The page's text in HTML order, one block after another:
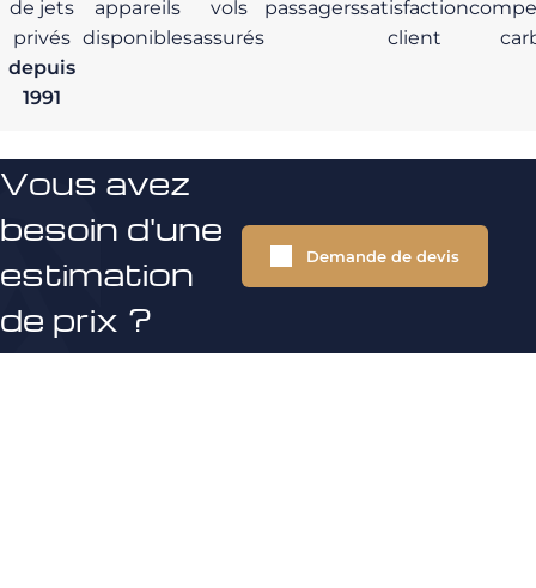
de jets
privés
depuis
1991
appareils
disponibles
vols
assurés
passagerssatisfaction
client
Vous avez
besoin d'une
estimation
de prix ?
Demande de devis